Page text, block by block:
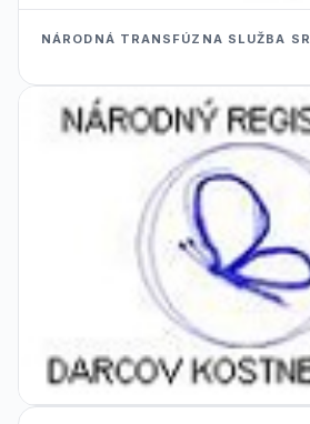
NÁRODNÁ TRANSFÚZNA SLUŽBA SR